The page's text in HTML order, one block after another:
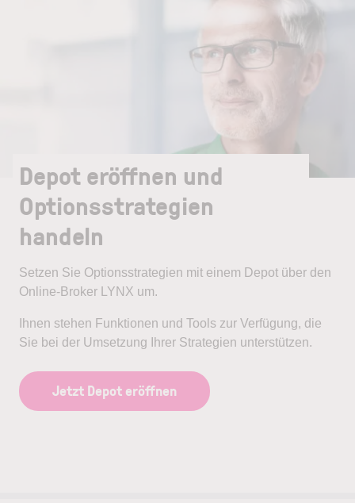
Depot eröffnen und
Optionsstrategien
handeln
Setzen Sie Optionsstrategien mit einem Depot über den
Online-Broker LYNX um.
Ihnen stehen Funktionen und Tools zur Verfügung, die
Sie bei der Umsetzung Ihrer Strategien unterstützen.
Jetzt Depot eröffnen